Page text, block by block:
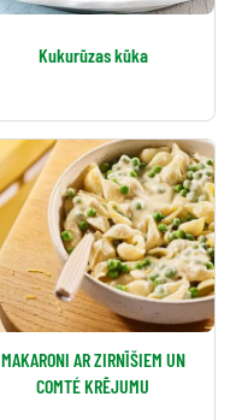
Kukurūzas kūka
MAKARONI AR ZIRNĪŠIEM UN
COMTÉ KRĒJUMU